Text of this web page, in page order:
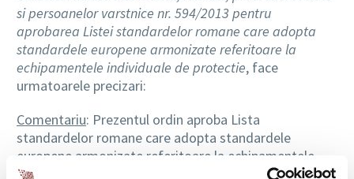
si persoanelor varstnice nr. 594/2013 pentru
aprobarea Listei standardelor romane care adopta
standardele europene armonizate referitoare la
echipamentele individuale de protectie, face
urmatoarele precizari:
Comentariu: Prezentul ordin aproba Lista
standardelor romane care adopta standardele
europene armonizate referitoare la echipamentele
individuale de protectie, din lista publicata in Jurnalul